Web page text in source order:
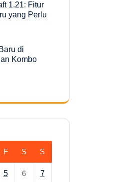
1.21: Fitur
yang Perlu
di
Kombo
F S S
5 6 7